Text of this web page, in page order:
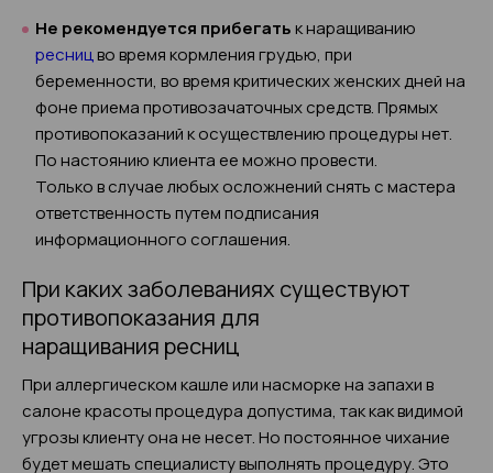
Не рекомендуется прибегатьк наращиванию
ресницво время кормления грудью, при
беременности, во время критических женских дней на
фоне приема противозачаточных средств. Прямых
противопоказаний к осуществлению процедуры нет.
По настоянию клиента ее можно провести.
Только в случае любых осложнений снять с мастера
ответственность путем подписания
информационного соглашения.
При каких заболеваниях существуют
противопоказания для
наращивания ресниц
При аллергическом кашле или насморке на запахи в
салоне красоты процедура допустима, так как видимой
угрозы клиенту она не несет. Но постоянное чихание
будет мешать специалисту выполнять процедуру. Это